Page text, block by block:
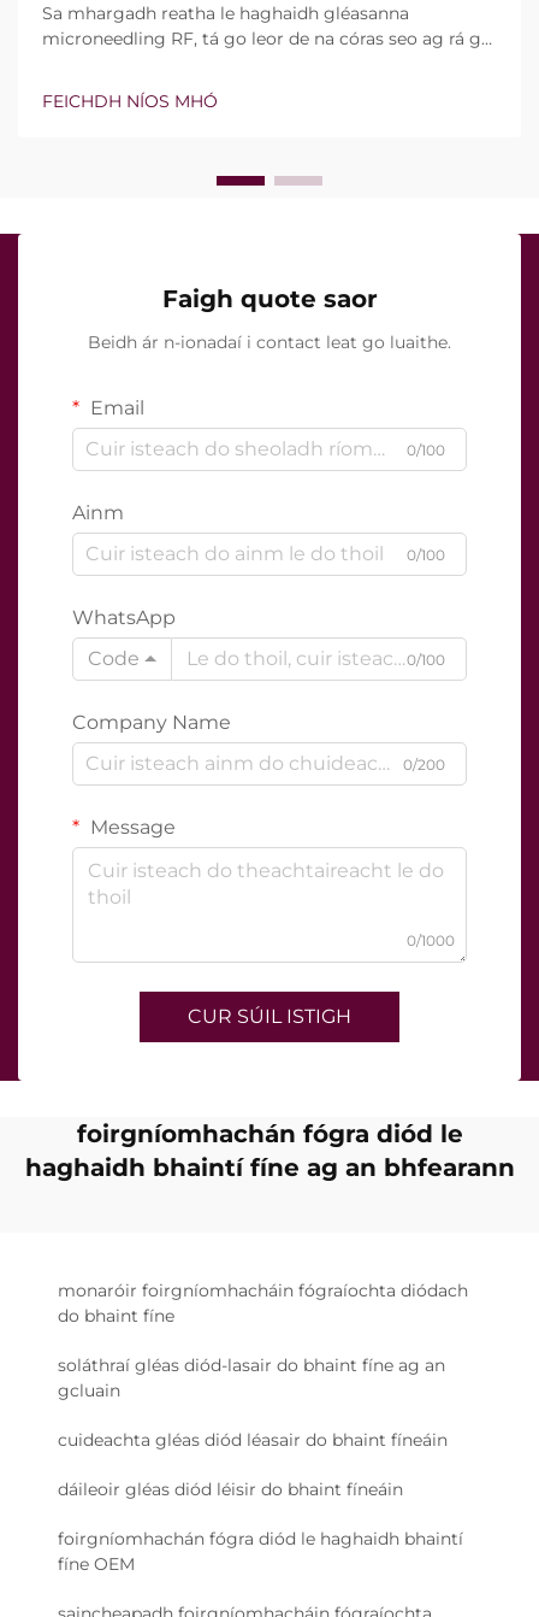
Sa mhargadh reatha le haghaidh gléasanna
microneedling RF, tá go leor de na córas seo ag rá go
Áfach, níl an cheist fíor i ndáiríre an bhfuil na gnéithe
seo ann nó nach bhfuil, ach conas a oibríonn siad go
FEICHDH NÍOS MHÓ
Faigh quote saor
Beidh ár n-ionadaí i contact leat go luaithe.
Email
0/100
Ainm
0/100
WhatsApp
Code
0/100
Company Name
0/200
Message
0/1000
CUR SÚIL ISTIGH
foirgníomhachán fógra diód le
haghaidh bhaintí fíne ag an bhfearann
monaróir foirgníomhacháin fógraíochta diódach
do bhaint fíne
soláthraí gléas diód-lasair do bhaint fíne ag an
gcluain
cuideachta gléas diód léasair do bhaint fíneáin
dáileoir gléas diód léisir do bhaint fíneáin
foirgníomhachán fógra diód le haghaidh bhaintí
fíne OEM